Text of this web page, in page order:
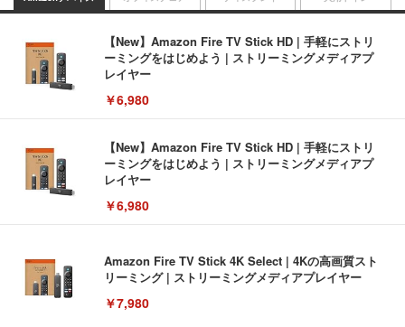
【New】Amazon Fire TV Stick HD | 手軽にストリ
ーミングをはじめよう | ストリーミングメディアプ
レイヤー
￥6,980
【New】Amazon Fire TV Stick HD | 手軽にストリ
ーミングをはじめよう | ストリーミングメディアプ
レイヤー
￥6,980
Amazon Fire TV Stick 4K Select | 4Kの高画質スト
リーミング | ストリーミングメディアプレイヤー
￥7,980